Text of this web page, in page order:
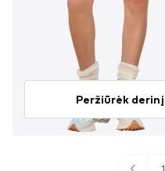
Peržiūrėk derinį
1